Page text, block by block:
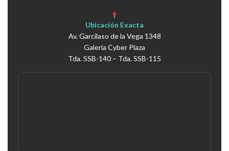
Ubicación Exacta
Av. Garcilaso de la Vega 1348
Galería Cyber Plaza
Tda. SSB-140 – Tda. SSB-115